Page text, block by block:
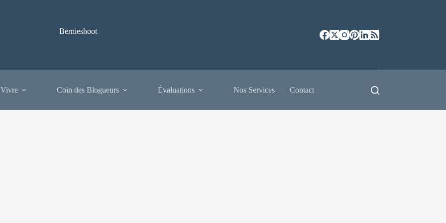
Bernieshoot
Coin des Blogueurs Évaluations Nos Services Contact